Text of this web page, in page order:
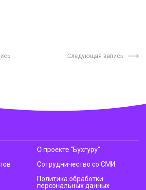
Следующая запись
О проекте “Бухгуру”
Сотрудничество со СМИ
Политика обработки
персональных данных